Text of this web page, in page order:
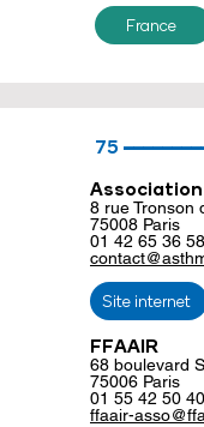
France
75
8 rue Tronson
75008 Paris
01 42 65 36 58
Site internet
FFAAIR
68 boulevard
75006 Paris
01 55 42 50 40
ffaair-